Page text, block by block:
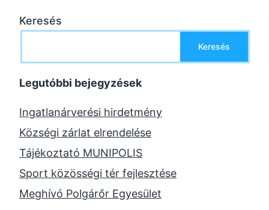
Keresés
Keresés
Legutóbbi bejegyzések
Ingatlanárverési hirdetmény
Községi zárlat elrendelése
Tájékoztató MUNIPOLIS
Sport közösségi tér fejlesztése
Meghívó Polgárőr Egyesület